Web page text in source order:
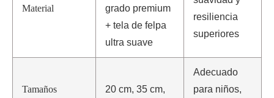
Material
grado premium
+ tela de felpa
ultra suave
resiliencia
superiores
Tamaños
20 cm, 35 cm,
Adecuado
para niños,